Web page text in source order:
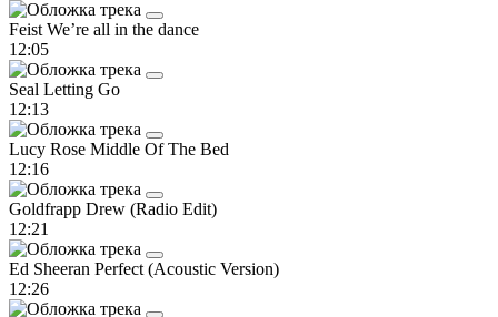
Feist We’re all in the dance
12:05
Seal Letting Go
12:13
Lucy Rose Middle Of The Bed
12:16
Goldfrapp Drew (Radio Edit)
12:21
Ed Sheeran Perfect (Acoustic Version)
12:26